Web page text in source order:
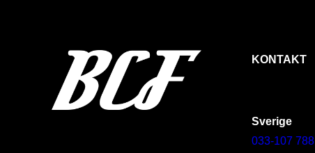
KONTAKT
Sverige
033-107 788